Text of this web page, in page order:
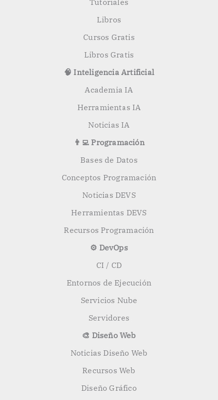
Tutoriales
Libros
Cursos Gratis
Libros Gratis
🧠 Inteligencia Artificial
Academia IA
Herramientas IA
Noticias IA
👨‍💻 Programación
Bases de Datos
Conceptos Programación
Noticias DEVS
Herramientas DEVS
Recursos Programación
⚙️ DevOps
CI / CD
Entornos de Ejecución
Servicios Nube
Servidores
🎨 Diseño Web
Noticias Diseño Web
Recursos Web
Diseño Gráfico